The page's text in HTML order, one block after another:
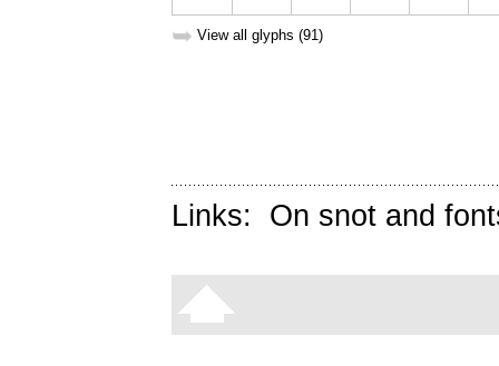
➥ View all glyphs (91)
Links: On snot and